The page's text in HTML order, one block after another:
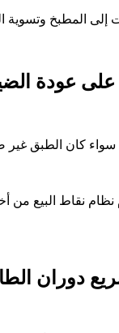
المطبخ وتسوية
على عودة
كان الطبق غير
نقاط البيع من
دوران